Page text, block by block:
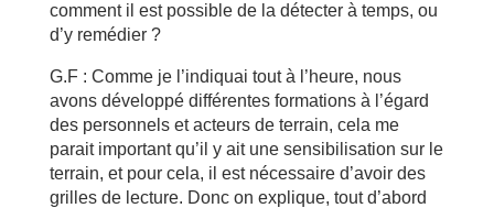
comment il est possible de la détecter à temps, ou
d’y remédier ?
G.F : Comme je l’indiquai tout à l’heure, nous
avons développé différentes formations à l’égard
des personnels et acteurs de terrain, cela me
parait important qu’il y ait une sensibilisation sur le
terrain, et pour cela, il est nécessaire d’avoir des
grilles de lecture. Donc on explique, tout d’abord